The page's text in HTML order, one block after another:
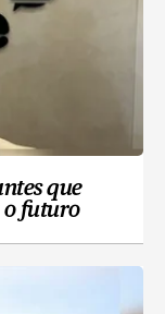
que
o futuro